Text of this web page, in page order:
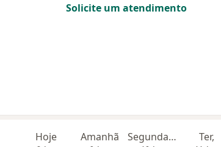
Solicite um atendimento
Hoje Amanhã Segunda-feira Ter,